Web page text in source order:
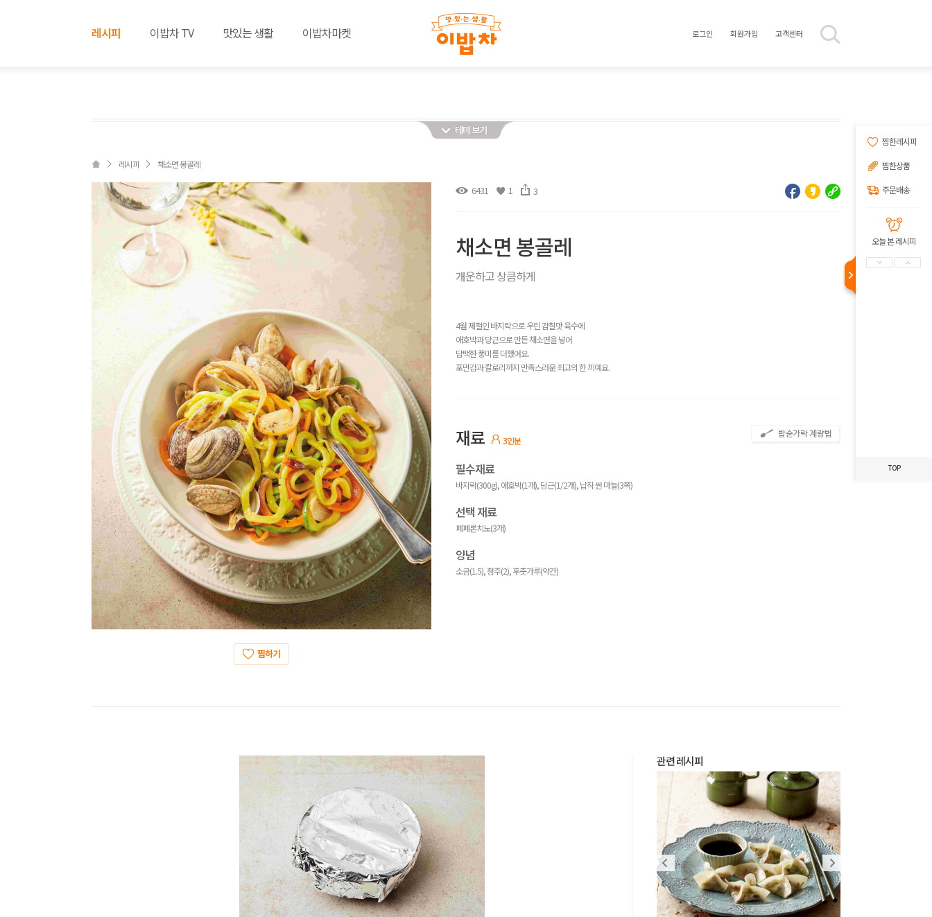
레시피 이밥차 TV 맛있는 생활 이밥차마켓 로그인 회원가입 고객센터
찜한레시피
찜한상품
주문배송
오늘 본 레시피
TOP
레시피 채소면 봉골레
6431 1 3
채소면 봉골레
개운하고 상큼하게
4월 제철인 바지락으로 우린 감칠맛 육수에
애호박과 당근으로 만든 채소면을 넣어
담백한 풍미를 더했어요.
포만감과 칼로리까지 만족스러운 최고의 한 끼예요.
재료 3인분
필수재료
바지락(300g), 애호박(1개), 당근(1/2개), 납작 썬 마늘(3쪽)
선택 재료
페페론치노(3개)
양념
소금(1.5), 청주(2), 후춧가루(약간)
관련 레시피